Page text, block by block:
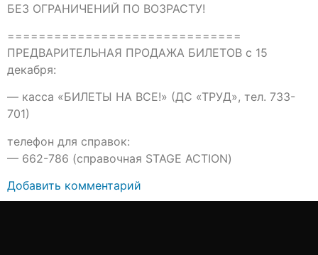
БЕЗ ОГРАНИЧЕНИЙ ПО ВОЗРАСТУ!
==============================
ПРЕДВАРИТЕЛЬНАЯ ПРОДАЖА БИЛЕТОВ с 15
декабря:
— касса «БИЛЕТЫ НА ВСЕ!» (ДС «ТРУД», тел. 733-
701)
телефон для справок:
— 662-786 (справочная STAGE ACTION)
Добавить комментарий